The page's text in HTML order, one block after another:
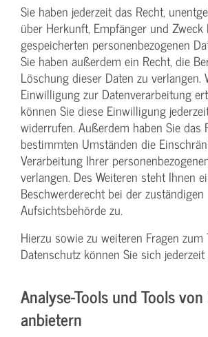
Sie haben jederzeit das Recht,
über Herkunft, Empfänger und Zweck
gespeicherten personenbezogenen
Sie haben außerdem ein Recht, die
Löschung dieser Daten zu verlangen.
Einwilligung zur Datenverarbeitung
können Sie diese Einwilligung
widerrufen. Außerdem haben Sie das
bestimmten Umständen die
Verarbeitung Ihrer
verlangen. Des Weiteren steht Ihnen
Beschwerderecht bei der zuständigen
Aufsichtsbehörde zu.
Hierzu sowie zu weiteren Fragen zum
Datenschutz können Sie sich
Analyse-Tools und Tools
anbietern